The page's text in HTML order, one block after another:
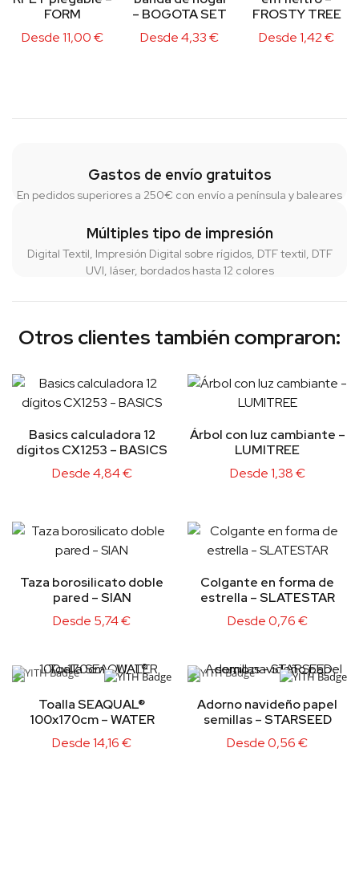
FORM
Desde11,00€
– BOGOTA SET
Desde4,33€
FROSTY TREE
Desde1,42€
Gastos de envío gratuitos
En pedidos superiores a 250€ con envío a península y baleares
Múltiples tipo de impresión
Digital Textil, Impresión Digital sobre rígidos, DTF textil, DTF
UVI, láser, bordados hasta 12 colores
Otros clientes también compraron:
Basics calculadora 12
dígitos CX1253 – BASICS
Desde4,84€
Árbol con luz cambiante –
LUMITREE
Desde1,38€
Taza borosilicato doble
pared – SIAN
Desde 5,74€
Colgante en forma de
estrella – SLATESTAR
Desde0,76€
Toalla SEAQUAL®
100x170cm – WATER
Desde14,16€
Adorno navideño papel
semillas – STARSEED
Desde0,56€